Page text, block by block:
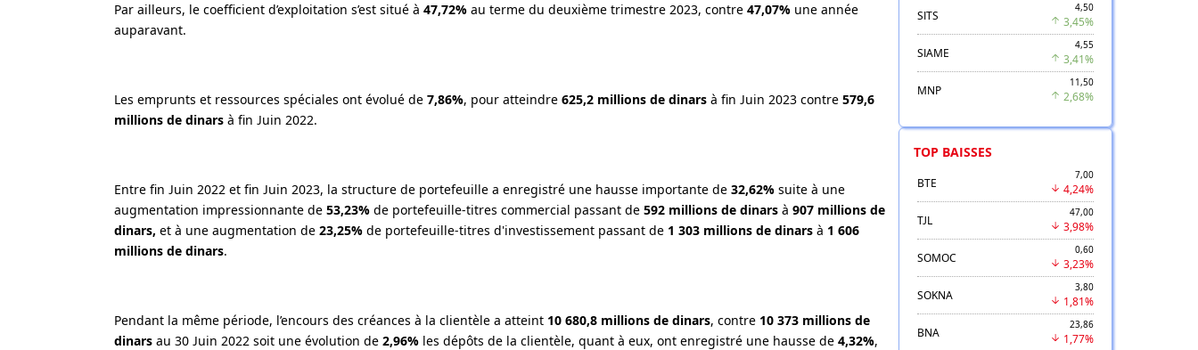
Par ailleurs, le coefficient d’exploitation s’est situé à 47,72% au terme du deuxième trimestre 2023, contre 47,07% une année
auparavant.
Les emprunts et ressources spéciales ont évolué de 7,86%, pour atteindre 625,2 millions de dinars à fin Juin 2023 contre 579,6
millions de dinars à fin Juin 2022.
Entre fin Juin 2022 et fin Juin 2023, la structure de portefeuille a enregistré une hausse importante de 32,62% suite à une
augmentation impressionnante de 53,23% de portefeuille-titres commercial passant de 592 millions de dinars à 907 millions de
dinars, et à une augmentation de 23,25% de portefeuille-titres d'investissement passant de 1 303 millions de dinars à 1 606
millions de dinars.
Pendant la même période, l’encours des créances à la clientèle a atteint 10 680,8 millions de dinars, contre 10 373 millions de
dinars au 30 Juin 2022 soit une évolution de 2,96% les dépôts de la clientèle, quant à eux, ont enregistré une hausse de 4,32%,
SITS
4,50
3,45%
SIAME
4,55
3,41%
MNP
11,50
2,68%
TOP BAISSES
BTE
7,00
4,24%
TJL
47,00
3,98%
SOMOC
0,60
3,23%
SOKNA
3,80
1,81%
BNA
23,86
1,77%